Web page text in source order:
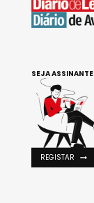
SEJA ASSINANTE
REGISTAR